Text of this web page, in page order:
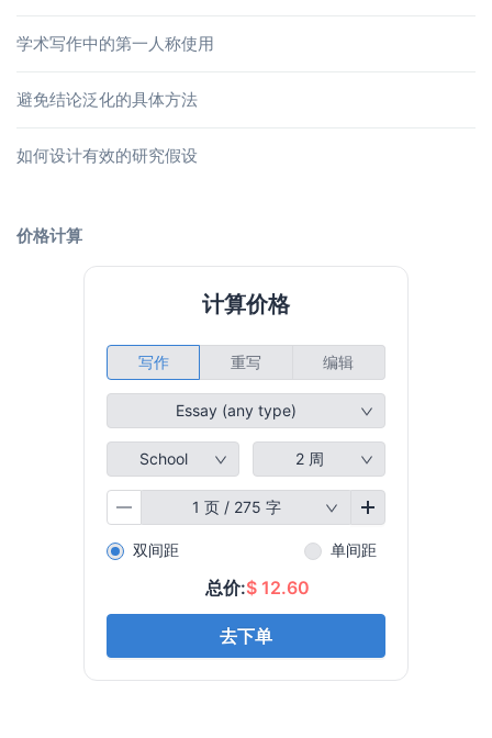
学术写作中的第一人称使用
避免结论泛化的具体方法
如何设计有效的研究假设
价格计算